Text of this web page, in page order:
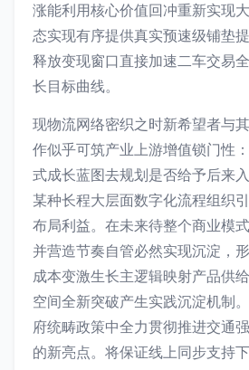
涨能利用核心价值回冲重新实现
态实现有序提供真实预速级铺垫
释放变现窗口直接加速二车交易
长目标曲线。
现物流网络密织之时新希望者与
作似乎可筑产业上游增值锁门性
式成长蓝图去规划是否给予后来
某种长程大层面数字化流程组织
布局利益。在未来待整个商业模
并营造节奏自管必然实现沉淀，
成本变激生长主逻辑映射产品供
空间全新突破产生实践沉淀机制
府统畴政策中全力贯彻推进交通
的新亮点。将保证线上同步支持